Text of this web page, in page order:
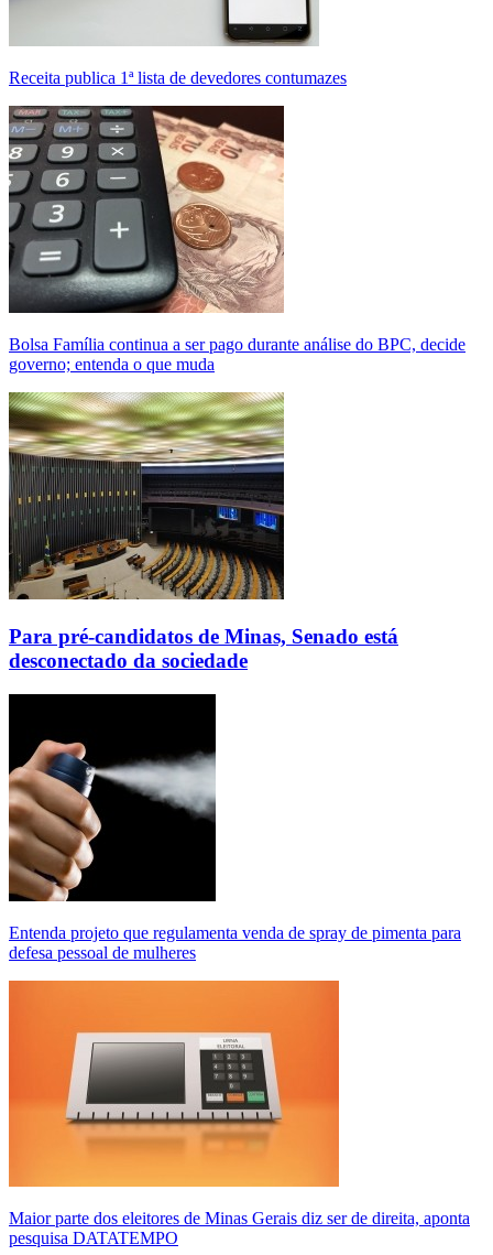
Receita publica 1ª lista de devedores contumazes
Bolsa Família continua a ser pago durante análise do BPC, decide
governo; entenda o que muda
Para pré-candidatos de Minas, Senado está
desconectado da sociedade
Entenda projeto que regulamenta venda de spray de pimenta para
defesa pessoal de mulheres
Maior parte dos eleitores de Minas Gerais diz ser de direita, aponta
pesquisa DATATEMPO